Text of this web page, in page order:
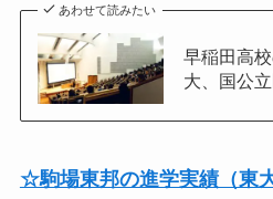
あわせて読みたい
早稲田高
大、国公
☆駒場東邦の進学実績（東